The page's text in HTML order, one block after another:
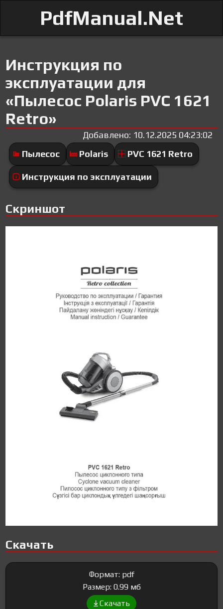
PdfManual.Net
Инструкция по
эксплуатации для
«Пылесос Polaris PVC 1621
Retro»
Добавлено: 10.12.2025 04:23:02
Пылесос
Polaris PVC 1621 Retro
Инструкция по эксплуатации
Скриншот
Скачать
Формат: pdf
Размер: 0.99 мб
Скачать